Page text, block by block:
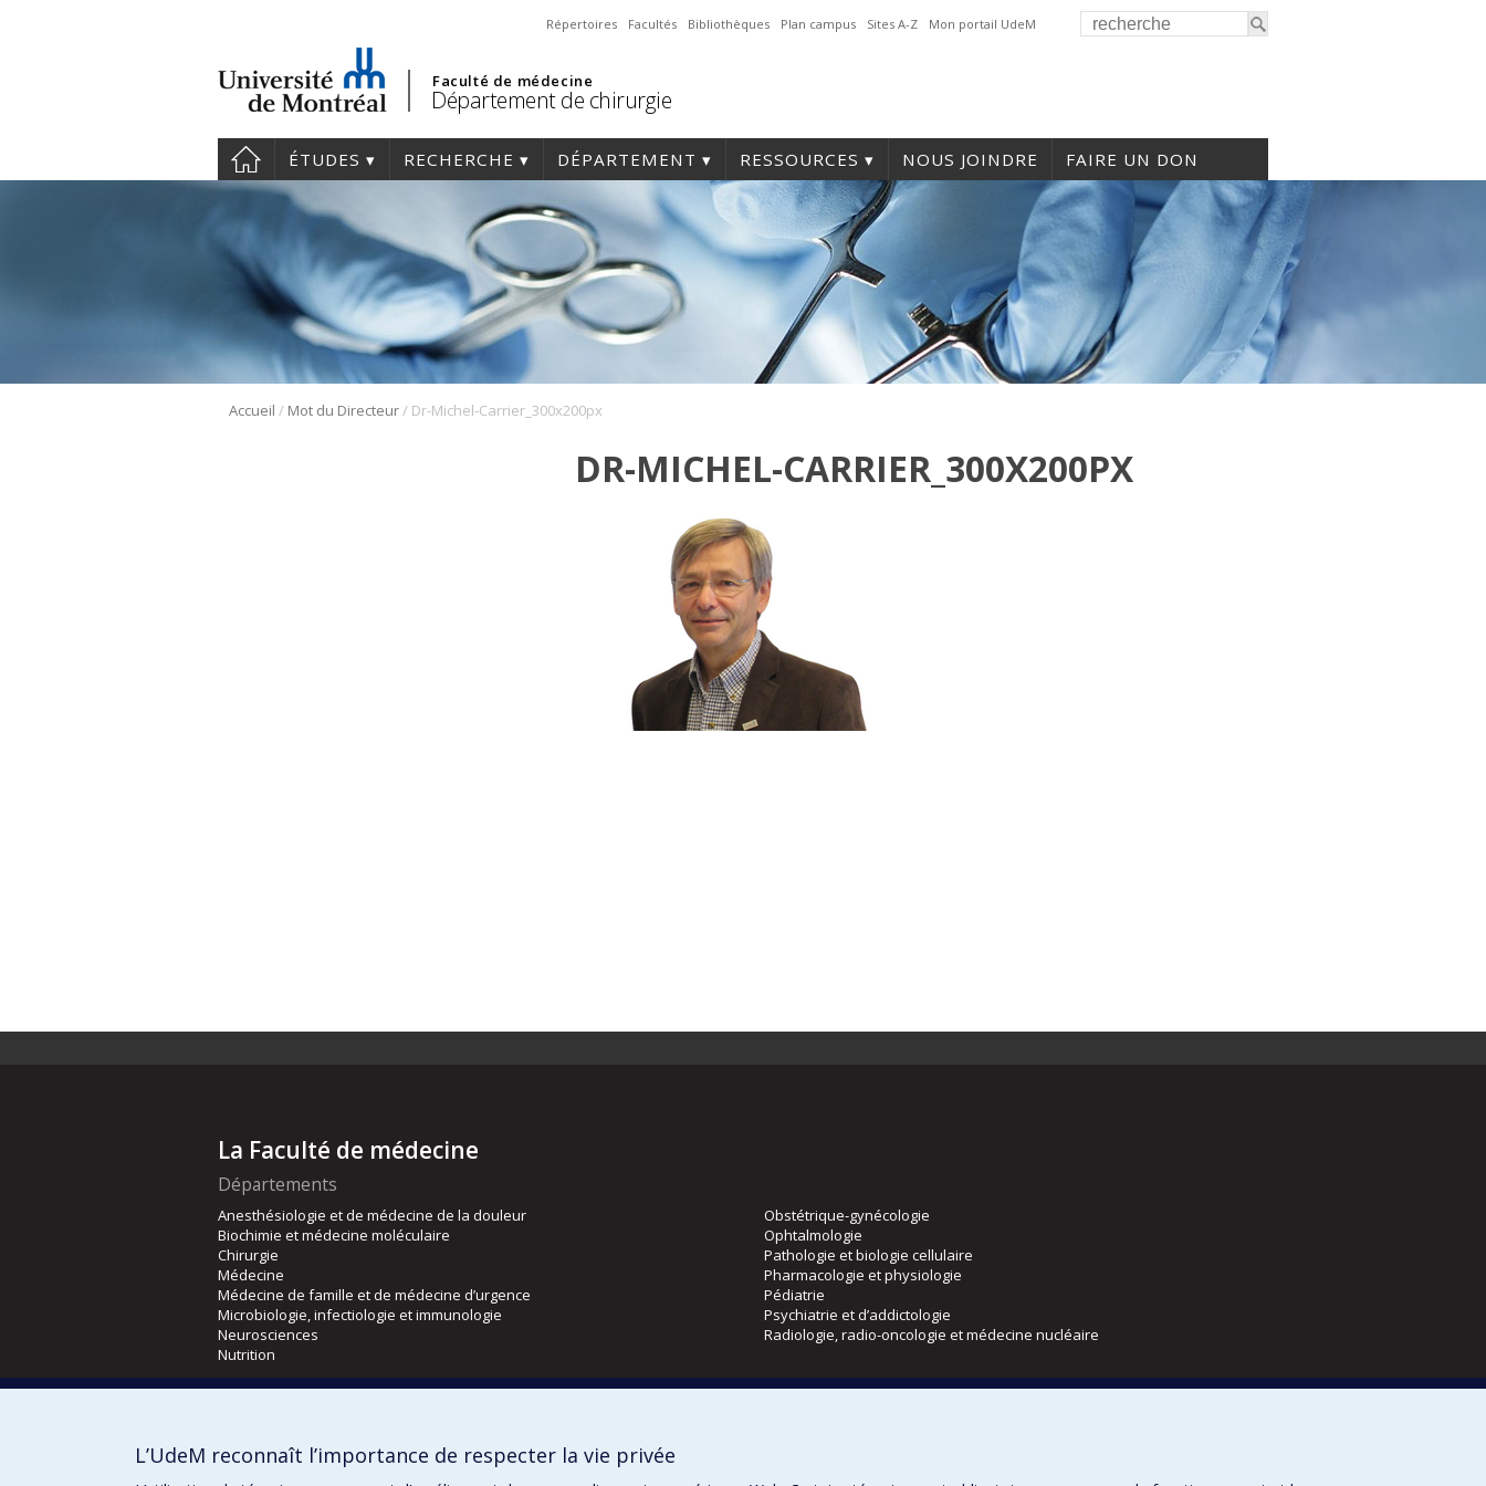
Répertoires Facultés Bibliothèques Plan campus Sites A-Z Mon portail UdeM
Faculté de médecine
Département de chirurgie
ÉTUDES RECHERCHE DÉPARTEMENT RESSOURCES NOUS JOINDRE FAIRE UN DON
Accueil / Mot du Directeur/ Dr-Michel-Carrier_300x200px
DR-MICHEL-CARRIER_300X200PX
La Faculté de médecine
Départements
Anesthésiologie et de médecine de la douleur
Biochimie et médecine moléculaire
Chirurgie
Médecine
Médecine de famille et de médecine d’urgence
Microbiologie, infectiologie et immunologie
Neurosciences
Nutrition
Obstétrique-gynécologie
Ophtalmologie
Pathologie et biologie cellulaire
Pharmacologie et physiologie
Pédiatrie
Psychiatrie et d’addictologie
Radiologie, radio-oncologie et médecine nucléaire
Orthophonie et audiologie
L’UdeM reconnaît l’importance de respecter la vie privée